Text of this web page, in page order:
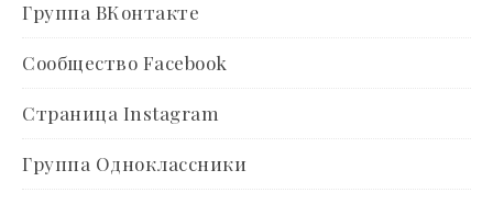
Группа ВКонтакте
Сообщество Facebook
Страница Instagram
Группа Одноклассники